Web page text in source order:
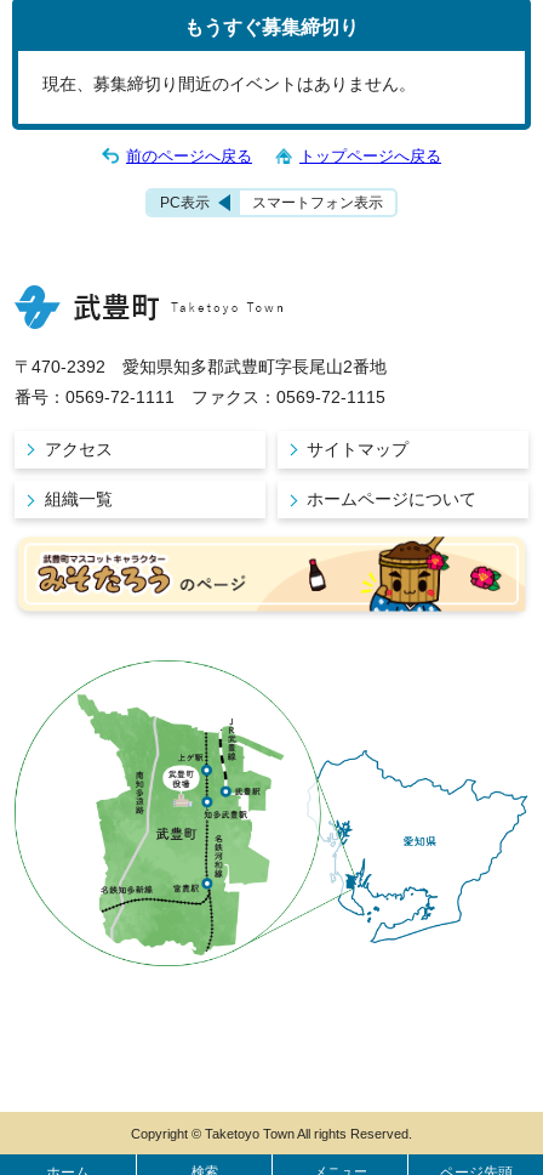
もうすぐ募集締切り
現在、募集締切り間近のイベントはありません。
前のページへ戻る トップページへ戻る
PC表示 スマートフォン表示
検索 メニュー
〒470-2392 愛知県知多郡武豊町字長尾山2番地
番号：0569-72-1111 ファクス：0569-72-1115
アクセス サイトマップ
組織一覧 ホームページについて
Copyright © Taketoyo Town All rights Reserved.